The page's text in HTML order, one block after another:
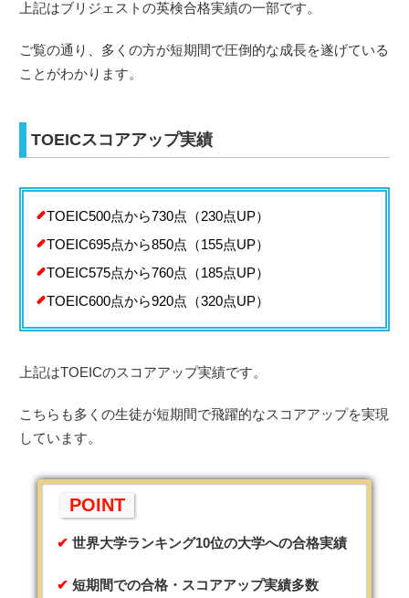
上記はブリジェストの英検合格実績の一部です。
ご覧の通り、多くの方が短期間で圧倒的な成長を遂げている
ことがわかります。
TOEICスコアアップ実績
TOEIC500点から730点（230点UP）
TOEIC695点から850点（155点UP）
TOEIC575点から760点（185点UP）
TOEIC600点から920点（320点UP）
上記はTOEICのスコアアップ実績です。
こちらも多くの生徒が短期間で飛躍的なスコアアップを実現
しています。
POINT
世界大学ランキング10位の大学への合格実績
短期間での合格・スコアアップ実績多数